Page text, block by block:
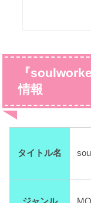
『
情報
タイトル名